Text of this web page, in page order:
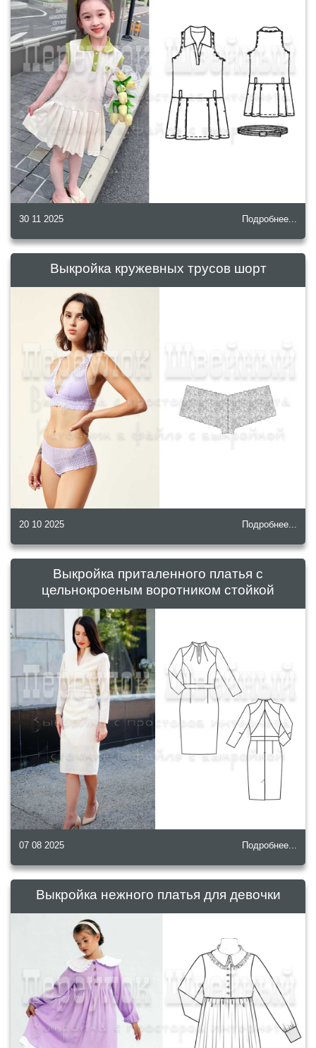
30 11 2025 Подробнее...
Выкройка кружевных трусов шорт
20 10 2025 Подробнее...
Выкройка приталенного платья с
цельнокроеным воротником стойкой
07 08 2025 Подробнее...
Выкройка нежного платья для девочки